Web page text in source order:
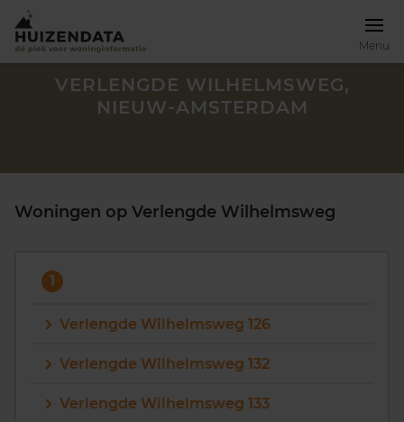
Menu
Zoek een woning
VERLENGDE WILHELMSWEG,
NIEUW-AMSTERDAM
Woningen op Verlengde Wilhelmsweg
1
Verlengde Wilhelmsweg 126
Verlengde Wilhelmsweg 132
Verlengde Wilhelmsweg 133